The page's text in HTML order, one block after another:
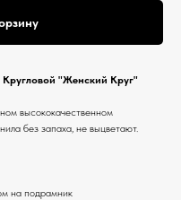
"Женский Круг"
высококачественном
без запаха, не выцветают.
на подрамник